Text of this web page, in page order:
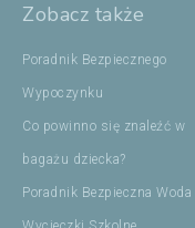
Zobacz także
Poradnik Bezpiecznego
Wypoczynku
Co powinno się znaleźć w
bagażu dziecka?
Poradnik Bezpieczna Woda